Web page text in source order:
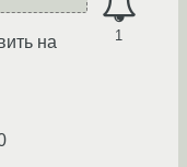
1
на